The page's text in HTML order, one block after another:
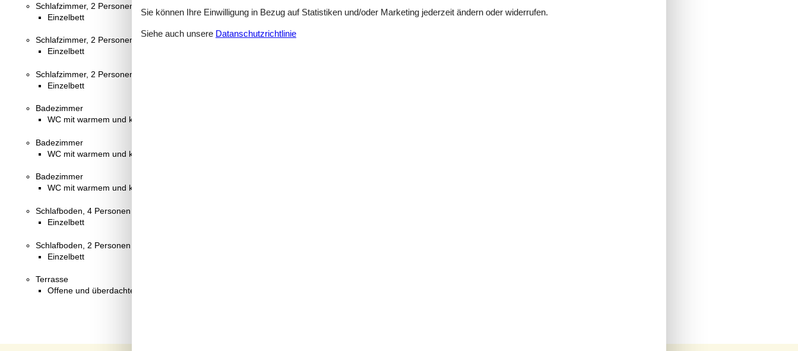
Schlafzimmer, 2 Personen
Einzelbett
Schlafzimmer, 2 Personen
Einzelbett
Schlafzimmer, 2 Personen
Einzelbett
Badezimmer
WC mit warmem und kaltem Wasser, Dusche
Badezimmer
WC mit warmem und kaltem Wasser, Dusche
Badezimmer
WC mit warmem und kaltem Wasser, Dusche
Schlafboden, 4 Personen
Einzelbett
Schlafboden, 2 Personen
Einzelbett
Terrasse
Offene und überdachte Terrasse
Sie können Ihre Einwilligung in Bezug auf Statistiken und/oder Marketing jederzeit ändern oder widerrufen.
Siehe auch unsere Datanschutzrichtlinie